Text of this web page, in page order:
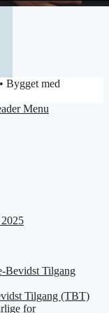
Bygget med
Bevidst Tilgang
Tilgang (TBT)
for